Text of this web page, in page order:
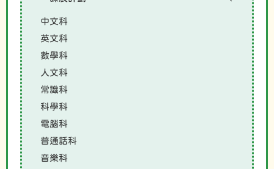
中文科
英文科
數學科
人文科
常識科
科學科
電腦科
普通話科
音樂科